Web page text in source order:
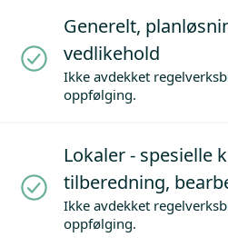
Generelt,
vedlikehold
Ikke avdekket
oppfølging.
Lokaler - spesielle
tilberedning,
Ikke avdekket
oppfølging.